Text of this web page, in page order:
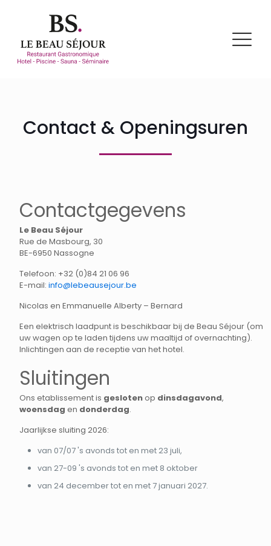
Contact & Openingsuren
Contactgegevens
Le Beau Séjour
Rue de Masbourg, 30
BE-6950 Nassogne
Telefoon: +32 (0)84 21 06 96
E-mail: info@lebeausejour.be
Nicolas en Emmanuelle Alberty – Bernard
Een elektrisch laadpunt is beschikbaar bij de Beau Séjour (om
uw wagen op te laden tijdens uw maaltijd of overnachting).
Inlichtingen aan de receptie van het hotel.
Sluitingen
Ons etablissement is geslotenop dinsdagavond,
woensdag en donderdag.
Jaarlijkse sluiting 2026:
van 07/07 's avonds tot en met 23 juli,
van 27-09 's avonds tot en met 8 oktober
van 24 december tot en met 7 januari 2027.